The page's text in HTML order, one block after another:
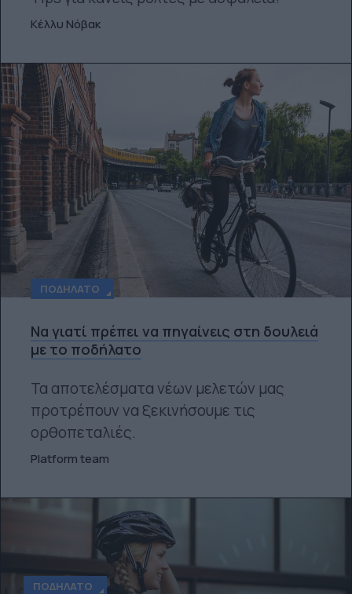
Κέλλυ Νόβακ
ΠΟΔΉΛΑΤΟ
Να γιατί πρέπει να πηγαίνεις στη δουλειά
με το ποδήλατο
Τα αποτελέσματα νέων μελετών μας
προτρέπουν να ξεκινήσουμε τις
ορθοπεταλιές.
Platform team
ΠΟΔΉΛΑΤΟ